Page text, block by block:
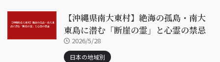
【沖縄県南大東村】絶海の孤島・南大
東島に潜む「断崖の霊」と心霊の禁忌
2026/5/28
日本の地域別